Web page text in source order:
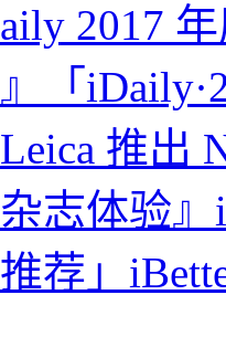
2017
「
推出
杂志体验
荐」